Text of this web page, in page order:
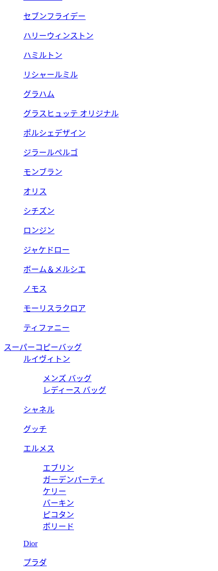
セブンフライデー
ハリーウィンストン
ハミルトン
リシャールミル
グラハム
グラスヒュッテ オリジナル
ポルシェデザイン
ジラールペルゴ
モンブラン
オリス
シチズン
ロンジン
ジャケドロー
ボーム＆メルシエ
ノモス
モーリスラクロア
ティファニー
スーパーコピーバッグ
ルイヴィトン
メンズ バッグ
レディース バッグ
シャネル
グッチ
エルメス
エブリン
ガーデンパーティ
ケリー
バーキン
ピコタン
ボリード
Dior
プラダ